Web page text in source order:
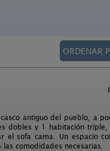
antiguo del pueblo, a
dobles y 1 habitación triple,
el sofa cama. Un espacio
comodidades necesarias.